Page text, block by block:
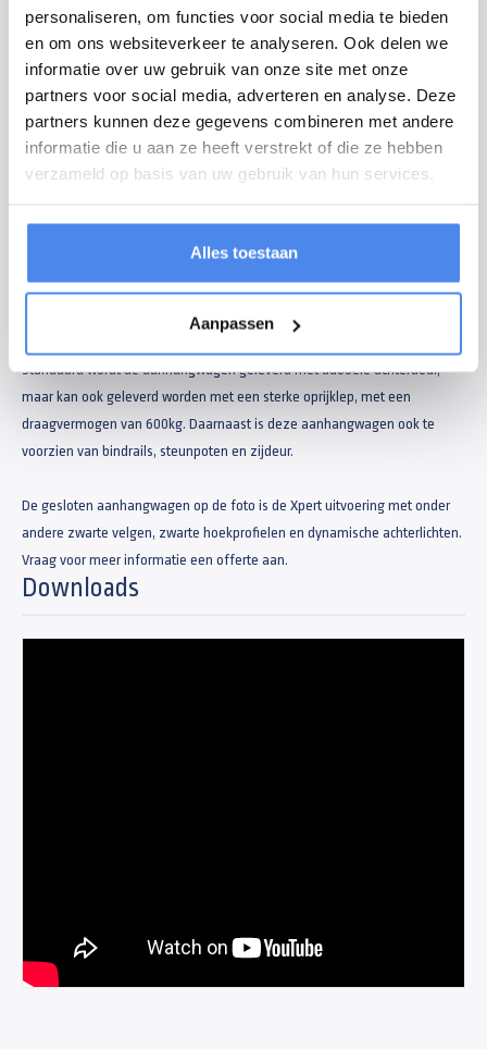
personaliseren, om functies voor social media te bieden
en om ons websiteverkeer te analyseren. Ook delen we
informatie over uw gebruik van onze site met onze
partners voor social media, adverteren en analyse. Deze
partners kunnen deze gegevens combineren met andere
informatie die u aan ze heeft verstrekt of die ze hebben
verzameld op basis van uw gebruik van hun services.
Alles toestaan
Aanpassen
polyester wanden zijn 25mm dik en zijn standaard geïsoleerd. Ook zijn de
buitenwanden helemaal glad gemaakt, waardoor de wanden goed
geschikt zijn om te beletteren. Het hang- en sluitwerk is van extra zwaar
RVS. Daardoor is uw lading gelijktijdig beschermd tegen diefstal.
De gesloten aanhangwagens zijn afgewerkt met ronde hoekprofielen en
ziet er daardoor extra strak uit. Door de lichte opbouw en ronde
van de Energie-investeringsaftrek (EIA) mag u 40% van de
aanschafkosten aftrekken van uw fiscale winst. Hierdoor betaalt u minder
om meer te weten te komen!
Standaard wordt de aanhangwagen geleverd met dubbele achterdeur,
maar kan ook geleverd worden met een sterke oprijklep, met een
draagvermogen van 600kg. Daarnaast is deze aanhangwagen ook te
voorzien van bindrails, steunpoten en zijdeur.
De gesloten aanhangwagen op de foto is de Xpert uitvoering met onder
andere zwarte velgen, zwarte hoekprofielen en dynamische achterlichten.
Vraag voor meer informatie een offerte aan.
Downloads